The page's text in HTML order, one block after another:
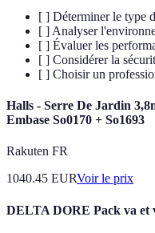
[ ] Déterminer le type
[ ] Analyser
[ ] Évaluer les
[ ] Considérer la
[ ] Choisir un
Halls - Serre De Jardin
Embase So0170 + So1693
Rakuten FR
1040.45 EURVoir le prix
DELTA DORE Pack va et